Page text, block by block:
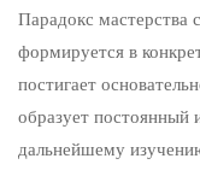
Парадокс мастерства
формируется в
постигает
образует постоянный
дальнейшему